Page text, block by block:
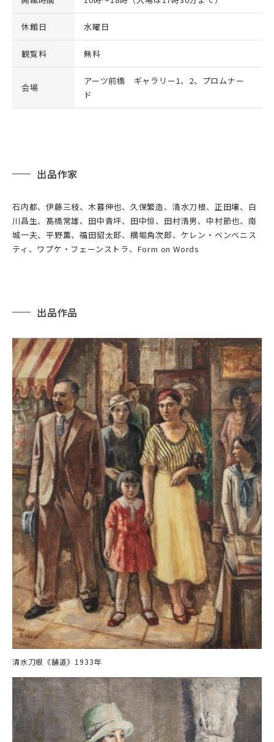
休館日 水曜日
観覧料 無料
会場
アーツ前橋 ギャラリー1、2、プロムナー
ド
出品作家
石内都、伊藤三枝、木暮伸也、久保繁造、清水刀根、正田壤、白
川昌生、髙橋常雄、田中青坪、田中恒、田村清男、中村節也、南
城一夫、平野薫、福田貂太郎、横堀角次郎、ケレン・ベンベニス
ティ、ワプケ・フェーンストラ、Form on Words
出品作品
清水刀根《舗道》1933年